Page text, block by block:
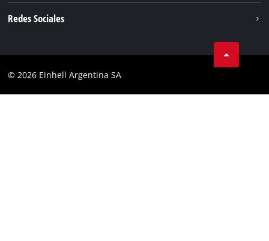
Einhell global
Cumplimiento
Redes Sociales
Instagram
© 2026 Einhell Argentina SA